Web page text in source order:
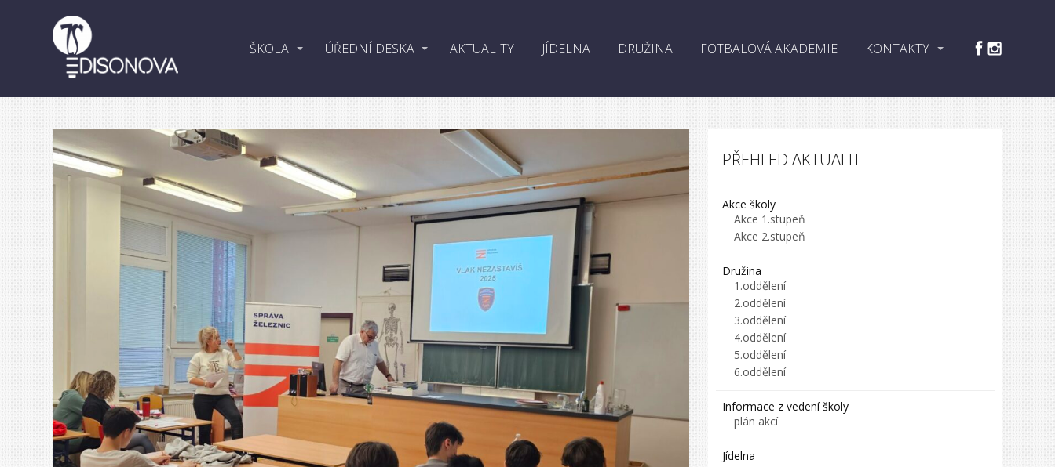
ŠKOLA ÚŘEDNÍ DESKA AKTUALITY JÍDELNA DRUŽINA FOTBALOVÁ AKADEMIE KONTAKTY
PŘEHLED AKTUALIT
Akce školy
Akce 1.stupeň
Akce 2.stupeň
Družina
1.oddělení
2.oddělení
3.oddělení
4.oddělení
5.oddělení
6.oddělení
Informace z vedení školy
plán akcí
Jídelna